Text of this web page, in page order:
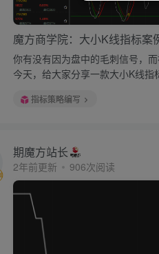
魔方商学院：大小K线指标案
你有没有因为盘中的毛刺信号，
今天，给大家分享一款大小K线
指标策略编写
期魔方站长
2年前更新 906次阅读